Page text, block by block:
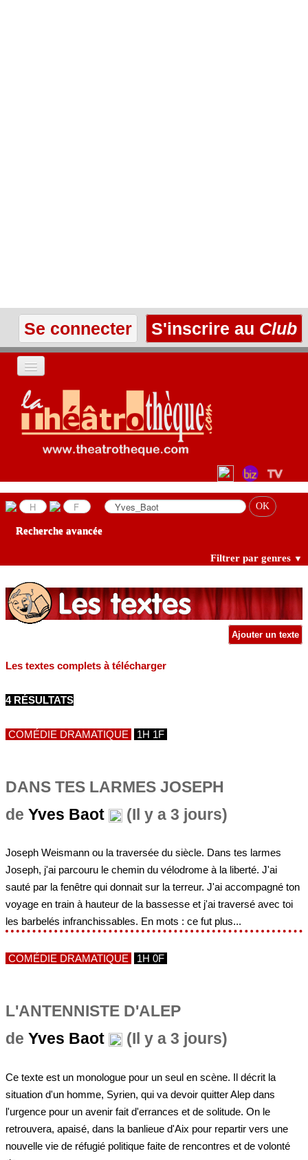
Se connecter S'inscrire au Club
ACCUEIL
LES TEXTES
LES ANNONCES
Recherche avancée
Filtrer par genres ▼
Ajouter un texte
Les textes complets à télécharger
4 RÉSULTATS
COMÉDIE DRAMATIQUE 1H 1F
DANS TES LARMES JOSEPH
de Yves Baot (Il y a 3 jours)
Joseph Weismann ou la traversée du siècle. Dans tes larmes
Joseph, j'ai parcouru le chemin du vélodrome à la liberté. J'ai
sauté par la fenêtre qui donnait sur la terreur. J'ai accompagné ton
voyage en train à hauteur de la bassesse et j'ai traversé avec toi
les barbelés infranchissables. En mots : ce fut plus...
COMÉDIE DRAMATIQUE 1H 0F
L'ANTENNISTE D'ALEP
de Yves Baot (Il y a 3 jours)
Ce texte est un monologue pour un seul en scène. Il décrit la
situation d'un homme, Syrien, qui va devoir quitter Alep dans
l'urgence pour un avenir fait d'errances et de solitude. On le
retrouvera, apaisé, dans la banlieue d'Aix pour repartir vers une
nouvelle vie de réfugié politique faite de rencontres et de volonté